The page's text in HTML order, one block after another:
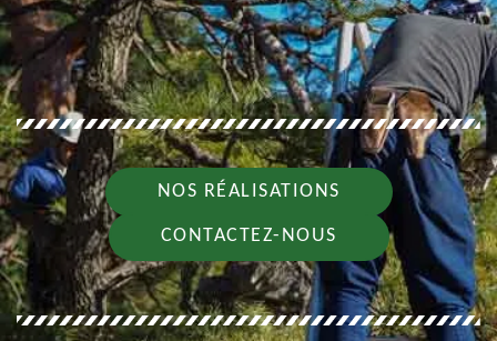
NOS RÉALISATIONS
CONTACTEZ-NOUS